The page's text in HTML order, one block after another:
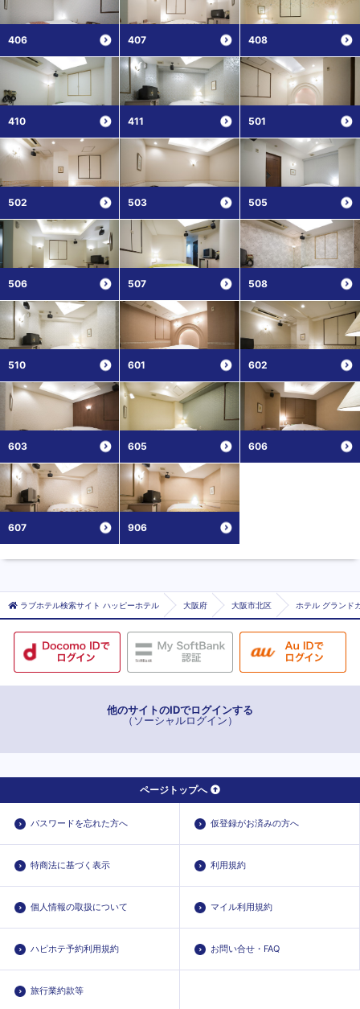
406 407 408
410 411 501
502 503 505
506 507 508
510 601 602
603 605 606
607 906
ラブホテル検索サイト ハッピーホテル 大阪府 大阪市北区 ホテル グランド
他のサイトのIDでログインする
（ソーシャルログイン）
ページトップへ
パスワードを忘れた方へ 仮登録がお済みの方へ
特商法に基づく表示 利用規約
個人情報の取扱について マイル利用規約
ハピホテ予約利用規約 お問い合せ・FAQ
旅行業約款等